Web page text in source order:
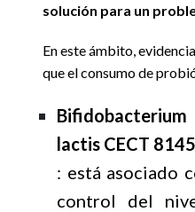
solución para un
En este ámbito,
que el consumo de
lactis CECT
: está asociado
control del